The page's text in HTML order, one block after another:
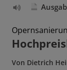
vorlesen
Von Dietrich